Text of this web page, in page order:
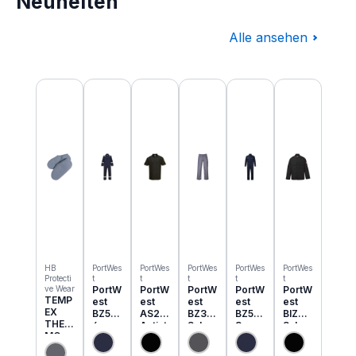
Alle ansehen
Produktgalerie überspringen
HB
Protecti
ve Wear
TEMP
EX
THER
MO
Einzie
PortWes
t
PortW
est
BZ50
6
Classi
c
PortWes
t
PortW
est
AS21
Antist
atik
ESD
PortWes
t
PortW
est
BZ31
Schw
eisser
Cargo
PortWes
t
PortW
est
BZ52
3
Bizwe
ld
PortWes
t
PortW
est
BIZ2
Schw
eisser
Jacke